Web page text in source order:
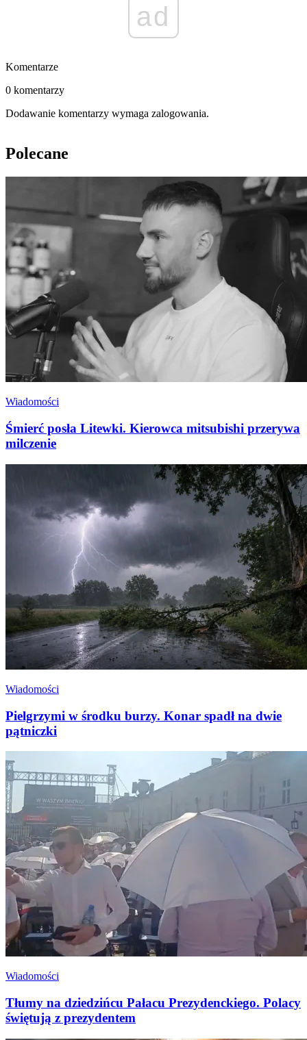
ad
Komentarze
0 komentarzy
Dodawanie komentarzy wymaga zalogowania.
Polecane
Wiadomości
Śmierć posła Litewki. Kierowca mitsubishi przerywa
milczenie
Wiadomości
Pielgrzymi w środku burzy. Konar spadł na dwie
pątniczki
Wiadomości
Tłumy na dziedzińcu Pałacu Prezydenckiego. Polacy
świętują z prezydentem